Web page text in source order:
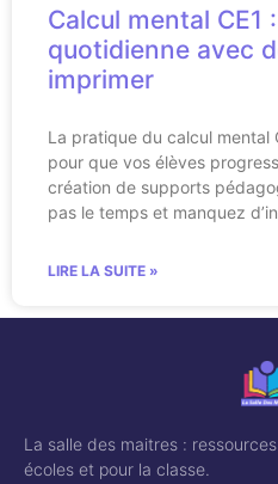
Calcul mental CE1
quotidienne avec
imprimer
La pratique du calcul mental
pour que vos élèves
création de supports
pas le temps et manquez
LIRE LA SUITE »
La salle des maitres :
écoles et pour la classe.